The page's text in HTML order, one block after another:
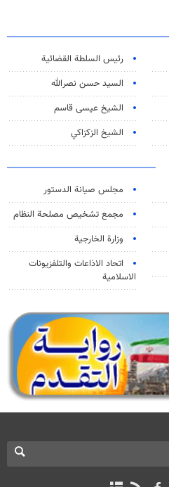
رئیس السلطة القضائیة
السيد حسن نصرالله
الشيخ عيسى قاسم
الشيخ الزكزاكي
مجلس صيانة الدستور
مجمع تشخيص مصلحة النظام
وزارة الخارجية
اتحاد الاذاعات والتلفزيونات
الاسلامية